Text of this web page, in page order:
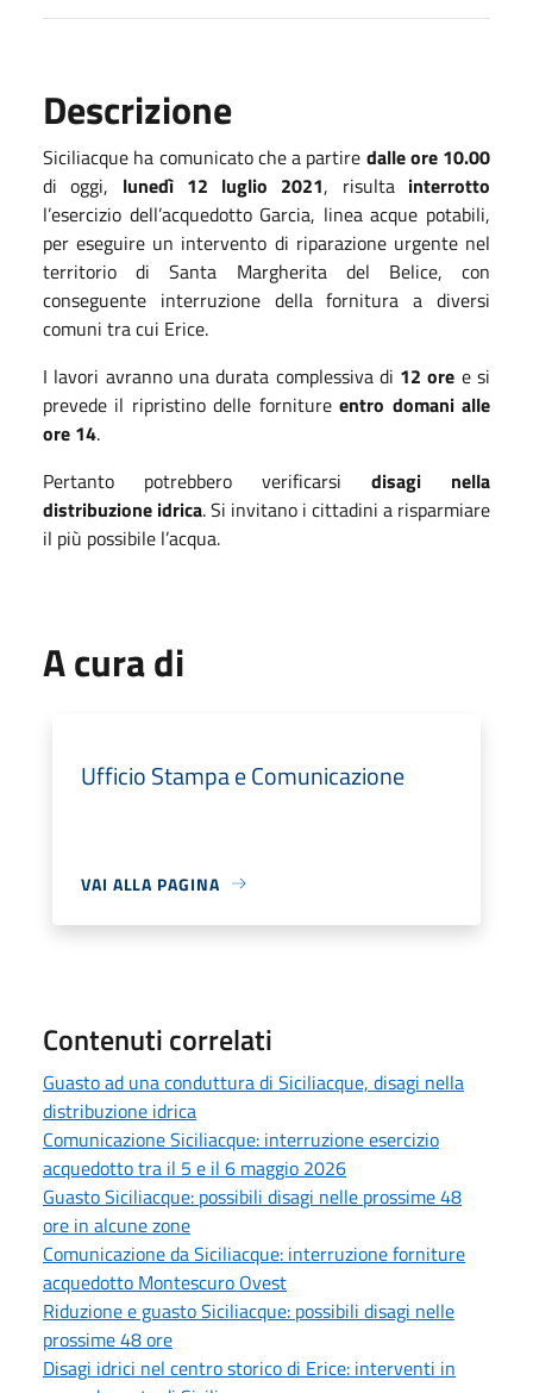
Descrizione
Siciliacque ha comunicato che a partire dalle ore 10.00
di oggi, lunedì 12 luglio 2021, risulta interrotto
l’esercizio dell’acquedotto Garcia, linea acque potabili,
per eseguire un intervento di riparazione urgente nel
territorio di Santa Margherita del Belice, con
conseguente interruzione della fornitura a diversi
comuni tra cui Erice.
I lavori avranno una durata complessiva di 12 ore e si
prevede il ripristino delle fornitureentro domani alle
ore 14.
Pertanto potrebbero verificarsi disagi nella
distribuzione idrica. Si invitano i cittadini a risparmiare
il più possibile l’acqua.
A cura di
Ufficio Stampa e Comunicazione
VAI ALLA PAGINA
Contenuti correlati
Guasto ad una conduttura di Siciliacque, disagi nella
distribuzione idrica
Comunicazione Siciliacque: interruzione esercizio
acquedotto tra il 5 e il 6 maggio 2026
Guasto Siciliacque: possibili disagi nelle prossime 48
ore in alcune zone
Comunicazione da Siciliacque: interruzione forniture
acquedotto Montescuro Ovest
Riduzione e guasto Siciliacque: possibili disagi nelle
prossime 48 ore
Disagi idrici nel centro storico di Erice: interventi in